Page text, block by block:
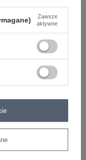
Zawsze
aktywne